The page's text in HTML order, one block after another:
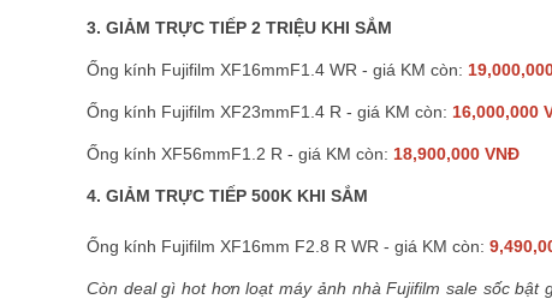
3. GIẢM TRỰC TIẾP 2 TRIỆU KHI SẮM
Ống kính Fujifilm XF16mmF1.4 WR - giá KM còn:
Ống kính Fujifilm XF23mmF1.4 R - giá KM còn: 16,000,000
Ống kính XF56mmF1.2 R - giá KM còn: 18,900,000 VNĐ
4. GIẢM TRỰC TIẾP 500K KHI SẮM
Ống kính Fujifilm XF16mm F2.8 R WR - giá KM còn:
Còn deal gì hot hơn loạt máy ảnh nhà Fujifilm sale sốc